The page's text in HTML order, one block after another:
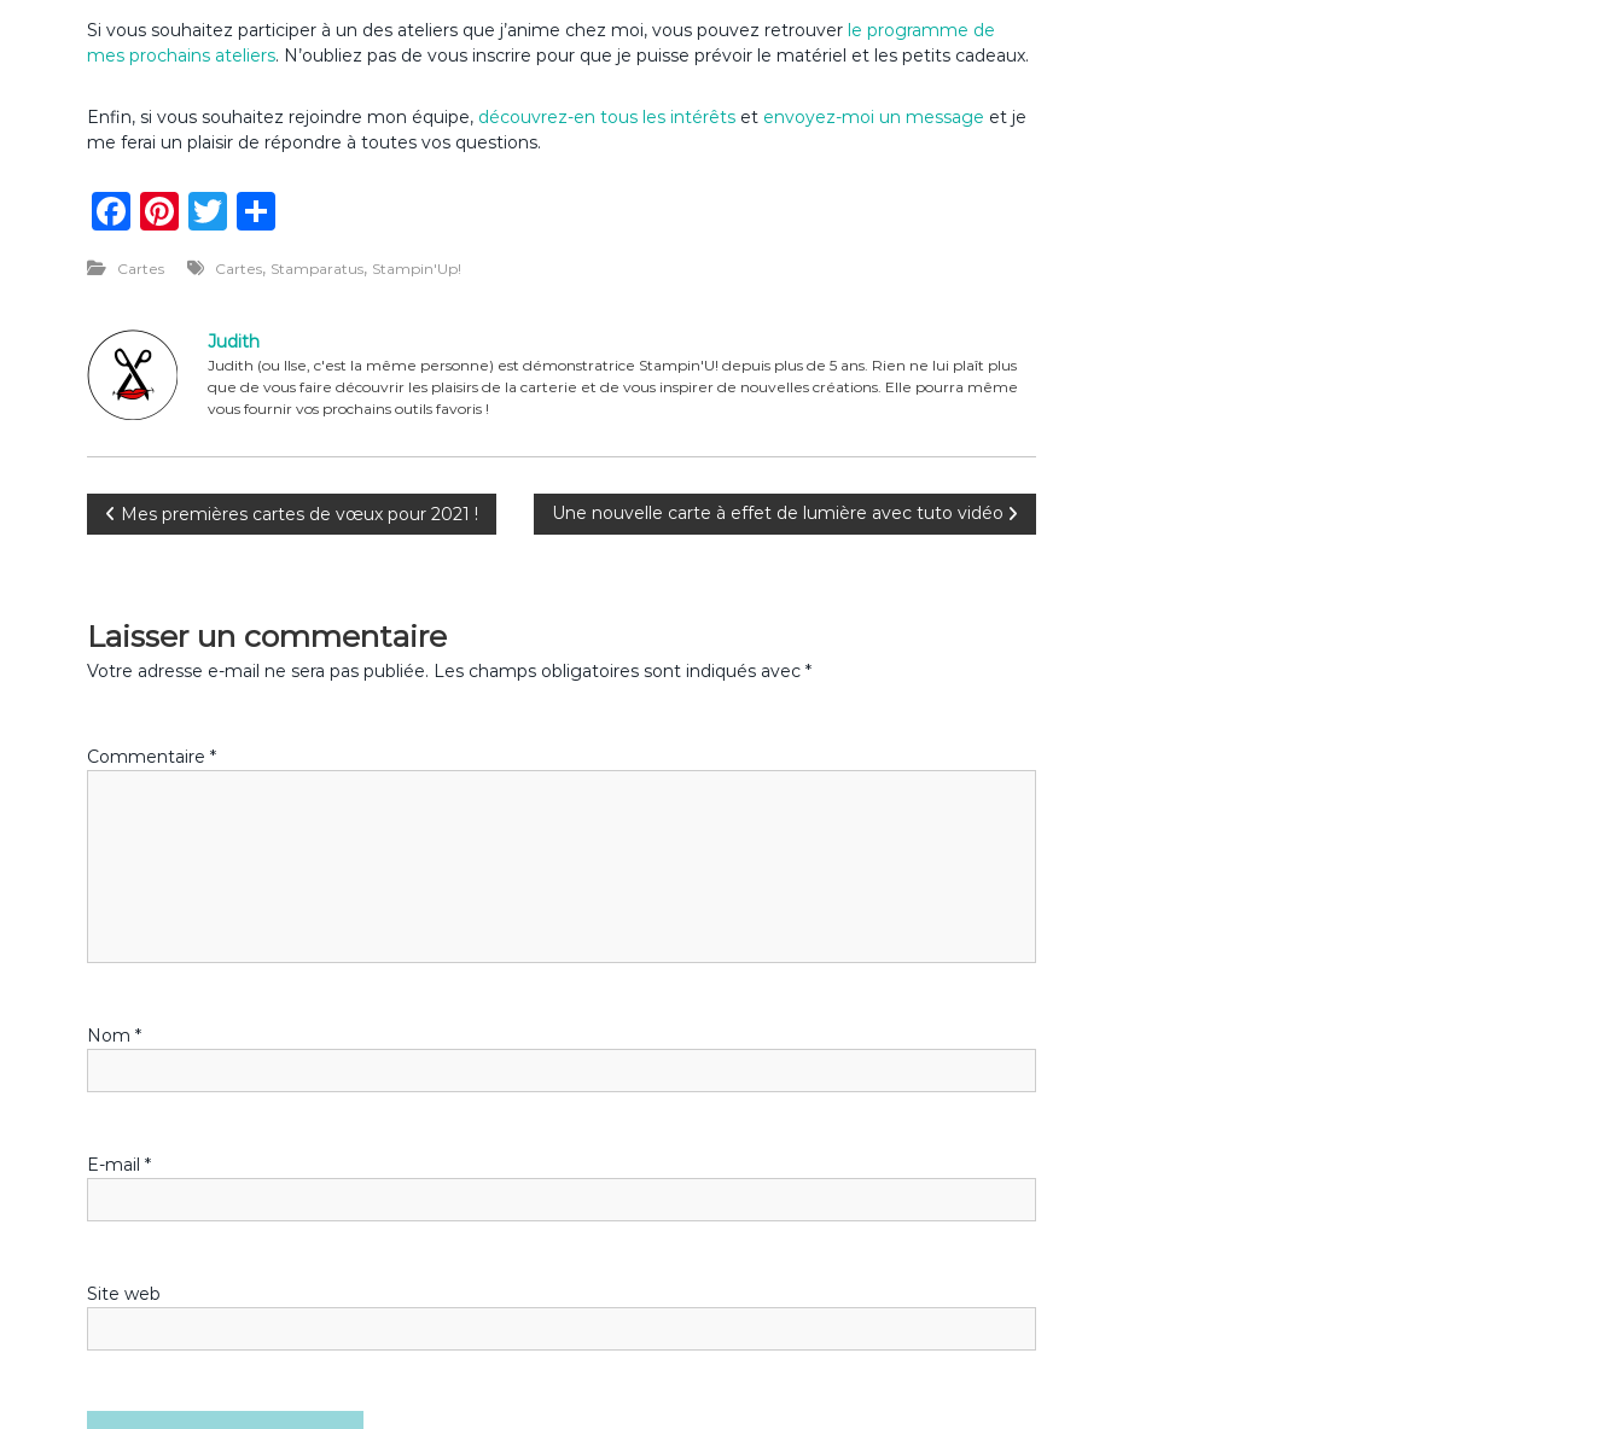
Si vous souhaitez participer à un des ateliers que j’anime chez moi, vous pouvez retrouver le programme de
mes prochains ateliers. N’oubliez pas de vous inscrire pour que je puisse prévoir le matériel et les petits cadeaux.
Enfin, si vous souhaitez rejoindre mon équipe, découvrez-en tous les intérêts et envoyez-moi un message et je
me ferai un plaisir de répondre à toutes vos questions.
F
c
e
b
o
k
Pi
n
te
re
st
T
it
te
r
ta
er
Cartes Cartes, Stamparatus, Stampin'Up!
Judith
Judith (ou Ilse, c'est la même personne) est démonstratrice Stampin'U! depuis plus de 5 ans. Rien ne lui plaît plus
que de vous faire découvrir les plaisirs de la carterie et de vous inspirer de nouvelles créations. Elle pourra même
vous fournir vos prochains outils favoris !
N
v
i
o
d
l
’
a
Mes premières cartes de vœux pour 2021 ! Une nouvelle carte à effet de lumière avec tuto vidéo
Laisser un commentaire
Votre adresse e-mail ne sera pas publiée. Les champs obligatoires sont indiqués avec *
Commentaire *
Nom *
E-mail *
Site web